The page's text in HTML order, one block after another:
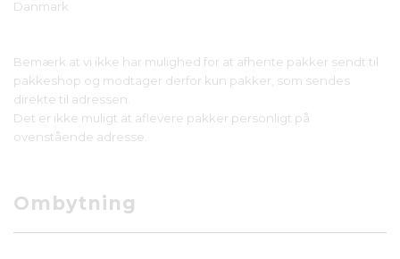
Danmark
Bemærk at vi ikke har mulighed for at afhente pakker sendt til
pakkeshop og modtager derfor kun pakker, som sendes
direkte til adressen.
Det er ikke muligt at aflevere pakker personligt på
ovenstående adresse.
Ombytning